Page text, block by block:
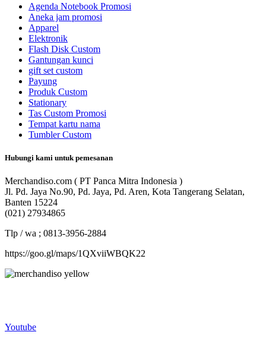
Agenda Notebook Promosi
Aneka jam promosi
Apparel
Elektronik
Flash Disk Custom
Gantungan kunci
gift set custom
Payung
Produk Custom
Stationary
Tas Custom Promosi
Tempat kartu nama
Tumbler Custom
Hubungi kami untuk pemesanan
Merchandiso.com ( PT Panca Mitra Indonesia )
Jl. Pd. Jaya No.90, Pd. Jaya, Pd. Aren, Kota Tangerang Selatan,
Banten 15224
(021) 27934865
Tlp / wa ; 0813-3956-2884
https://goo.gl/maps/1QXviiWBQK22
Youtube